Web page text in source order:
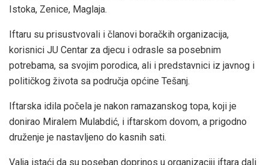
Istoka, Zenice, Maglaja.
Iftaru su prisustvovali i članovi boračkih organizacija,
korisnici JU Centar za djecu i odrasle sa posebnim
potrebama, sa svojim porodica, ali i predstavnici iz javnog i
političkog života sa područja općine Tešanj.
Iftarska idila počela je nakon ramazanskog topa, koji je
donirao Miralem Mulabdić, i iftarskom dovom, a prigodno
druženje je nastavljeno do kasnih sati.
Valja istaći da su poseban doprinos u organizaciji iftara dali